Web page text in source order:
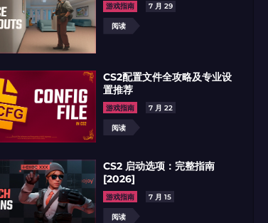
游戏指南
7 月 29
阅读
CS2配置文件全攻略及专业设
置推荐
游戏指南
7 月 22
阅读
CS2 启动选项：完整指南
[2026]
游戏指南
7 月 15
阅读